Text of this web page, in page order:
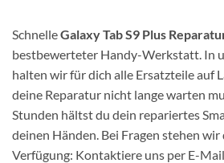
SchnelleGalaxy Tab S9 Plus
bestbewerteter Handy-Werkstatt. In
halten wir für dich alle Ersatzteile auf
deine Reparatur nicht lange warten
Stunden hältst du dein repariertes
deinen Händen. Bei Fragen stehen
Verfügung: Kontaktiere uns per E-